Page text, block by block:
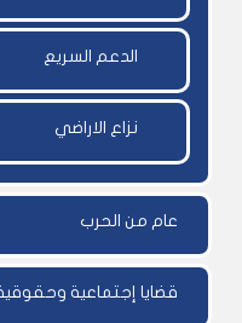
الدعم السريع
نزاع الاراضي
عام من الحرب
قضايا إجتماعية